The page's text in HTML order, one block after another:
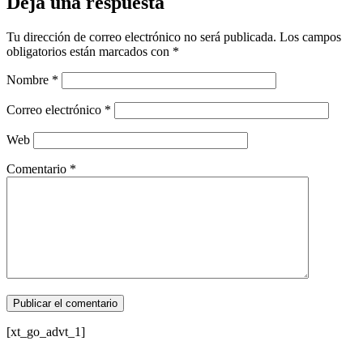
Tu dirección de correo electrónico no será publicada. Los campos
obligatorios están marcados con *
Nombre *
Correo electrónico *
Web
Comentario *
[xt_go_advt_1]